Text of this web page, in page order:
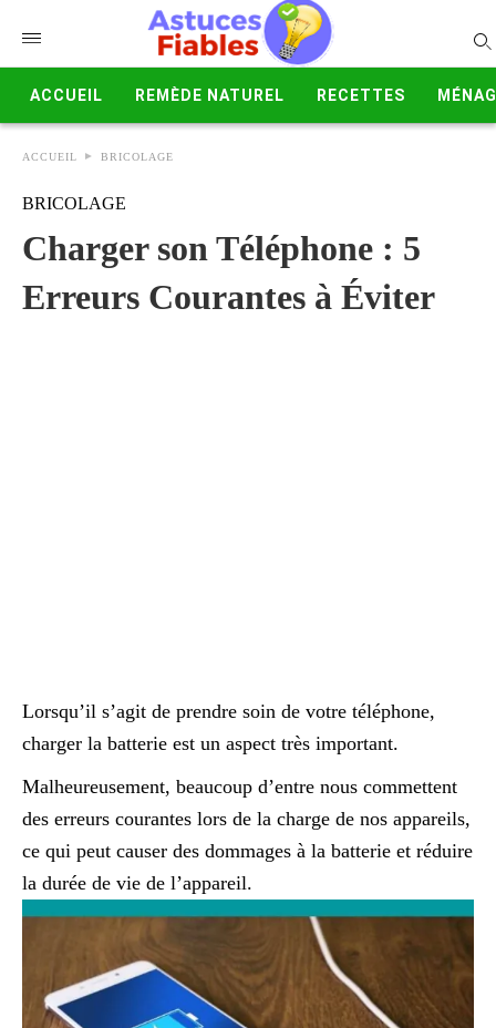
ACCUEIL REMÈDE NATUREL RECETTES
ACCUEIL BRICOLAGE
BRICOLAGE
Charger son Téléphone : 5
Erreurs Courantes à Éviter
Lorsqu’il s’agit de prendre soin de votre téléphone,
charger la batterie est un aspect très important.
Malheureusement, beaucoup d’entre nous commettent
des erreurs courantes lors de la charge de nos appareils,
ce qui peut causer des dommages à la batterie et réduire
la durée de vie de l’appareil.